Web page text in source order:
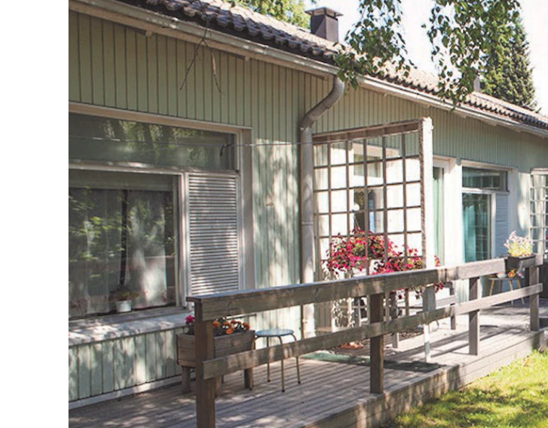
House Rules
Exceptional
situations
Terminating the lease
Frequently asked
questions
Exceptional
situations
Terminating the lease
Student stories